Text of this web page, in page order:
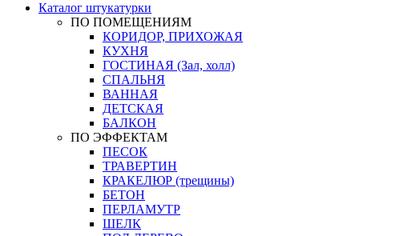
Каталог штукатурки
ПО ПОМЕЩЕНИЯМ
КОРИДОР, ПРИХОЖАЯ
КУХНЯ
ГОСТИНАЯ (Зал, холл)
СПАЛЬНЯ
ВАННАЯ
ДЕТСКАЯ
БАЛКОН
ПО ЭФФЕКТАМ
ПЕСОК
ТРАВЕРТИН
КРАКЕЛЮР (трещины)
БЕТОН
ПЕРЛАМУТР
ШЕЛК